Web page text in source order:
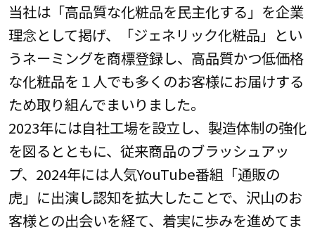
当社は「高品質な化粧品を民主化する」を企業
理念として掲げ、「ジェネリック化粧品」とい
うネーミングを商標登録し、高品質かつ低価格
な化粧品を１人でも多くのお客様にお届けする
ため取り組んでまいりました。
2023年には自社工場を設立し、製造体制の強化
を図るとともに、従来商品のブラッシュアッ
プ、2024年には人気YouTube番組「通販の
虎」に出演し認知を拡大したことで、沢山のお
客様との出会いを経て、着実に歩みを進めてま